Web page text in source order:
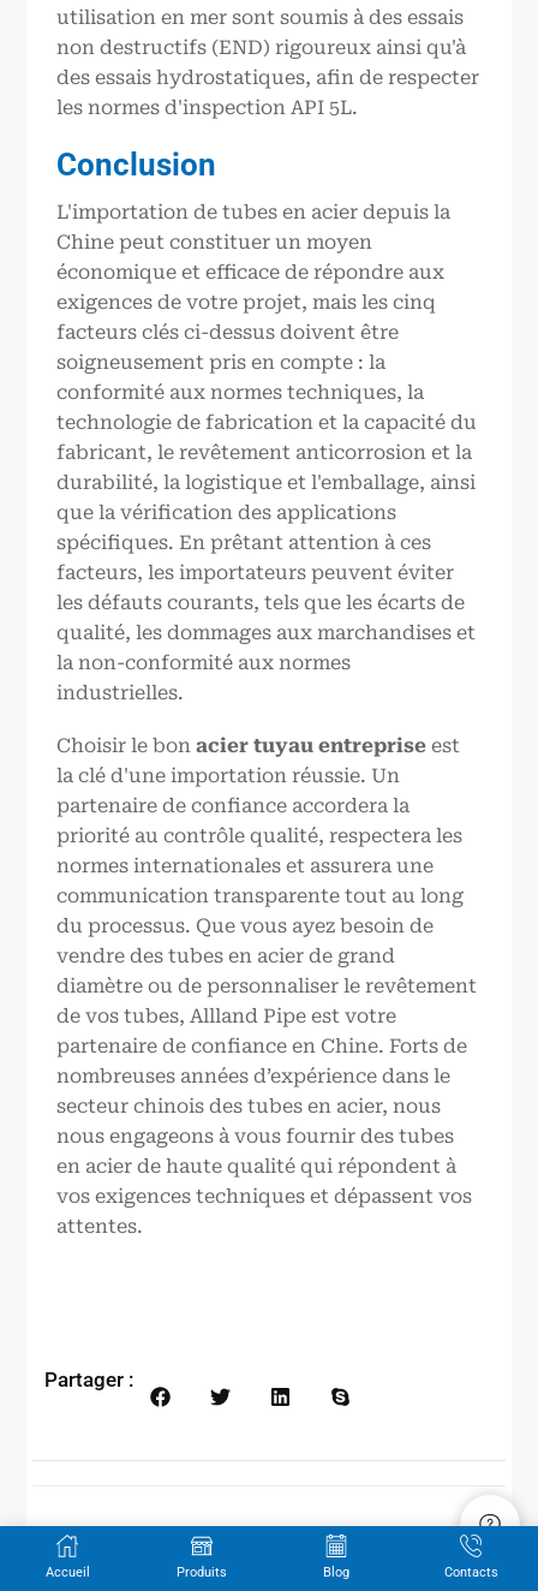
utilisation en mer sont soumis à des essais
non destructifs (END) rigoureux ainsi qu'à
des essais hydrostatiques, afin de respecter
les normes d'inspection API 5L.
Conclusion
L'importation de tubes en acier depuis la
Chine peut constituer un moyen
économique et efficace de répondre aux
exigences de votre projet, mais les cinq
facteurs clés ci-dessus doivent être
soigneusement pris en compte : la
conformité aux normes techniques, la
technologie de fabrication et la capacité du
fabricant, le revêtement anticorrosion et la
durabilité, la logistique et l'emballage, ainsi
que la vérification des applications
spécifiques. En prêtant attention à ces
facteurs, les importateurs peuvent éviter
les défauts courants, tels que les écarts de
qualité, les dommages aux marchandises et
la non-conformité aux normes
industrielles.
Choisir le bonaciertuyau entreprise est
la clé d'une importation réussie. Un
partenaire de confiance accordera la
priorité au contrôle qualité, respectera les
normes internationales et assurera une
communication transparente tout au long
du processus. Que vous ayez besoin de
vendre des tubes en acier de grand
diamètre ou de personnaliser le revêtement
de vos tubes, Allland Pipe est votre
partenaire de confiance en Chine. Forts de
nombreuses années d’expérience dans le
secteur chinois des tubes en acier, nous
nous engageons à vous fournir des tubes
en acier de haute qualité qui répondent à
vos exigences techniques et dépassent vos
attentes.
Partager :
Prévenir Suivant
Accueil Produits Blog Contacts